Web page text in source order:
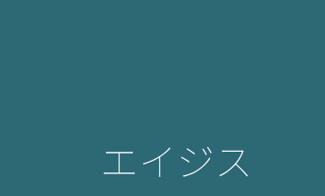
エイジス